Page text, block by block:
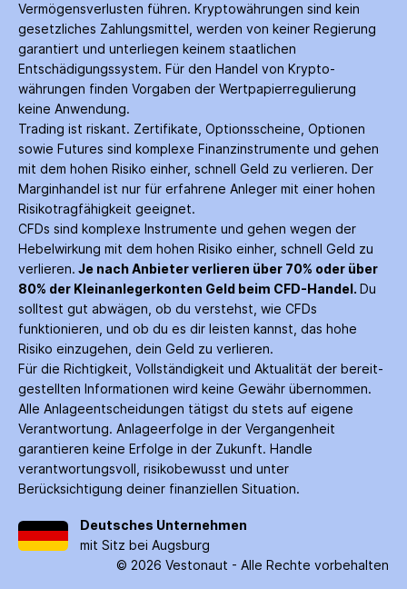
Vermögensverlusten führen. Krypto­währungen sind kein
gesetzliches Zahlungs­mittel, werden von keiner Regierung
garantiert und unterliegen keinem staatlichen
Entschädigungs­system. Für den Handel von Krypto­
währungen finden Vorgaben der Wertpapier­regulierung
keine Anwendung.
Trading ist riskant. Zertifikate, Options­scheine, Optionen
sowie Futures sind komplexe Finanz­instrumente und gehen
mit dem hohen Risiko einher, schnell Geld zu verlieren. Der
Margin­handel ist nur für erfahrene Anleger mit einer hohen
Risiko­tragfähigkeit geeignet.
CFDs sind komplexe Instrumente und gehen wegen der
Hebelwirkung mit dem hohen Risiko einher, schnell Geld zu
verlieren. Je nach Anbieter verlieren über 70% oder über
80% der Kleinanleger­konten Geld beim CFD-Handel. Du
solltest gut abwägen, ob du verstehst, wie CFDs
funktionieren, und ob du es dir leisten kannst, das hohe
Risiko einzugehen, dein Geld zu verlieren.
Für die Richtigkeit, Vollständigkeit und Aktualität der bereit­
gestellten Informationen wird keine Gewähr über­nommen.
Alle Anlage­entscheidungen tätigst du stets auf eigene
Verantwortung. Anlage­erfolge in der Ver­gangenheit
garantieren keine Erfolge in der Zukunft. Handle
verantwortungsvoll, risiko­bewusst und unter
Berücksichtigung deiner finanziellen Situation.
Deutsches Unternehmen
mit Sitz bei Augsburg
© 2026 Vestonaut - Alle Rechte vorbehalten